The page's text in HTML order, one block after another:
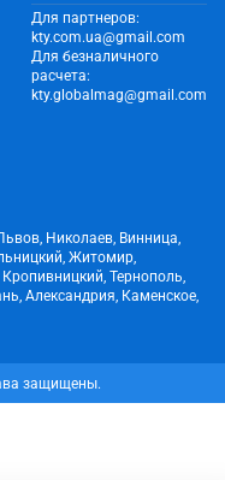
Для партнеров:
kty.com.ua@gmail.com
Для безналичного
расчета:
kty.globalmag@gmail.com
Николаев, Винница,
Житомир,
Тернополь,
Александрия, Каменское,
защищены.